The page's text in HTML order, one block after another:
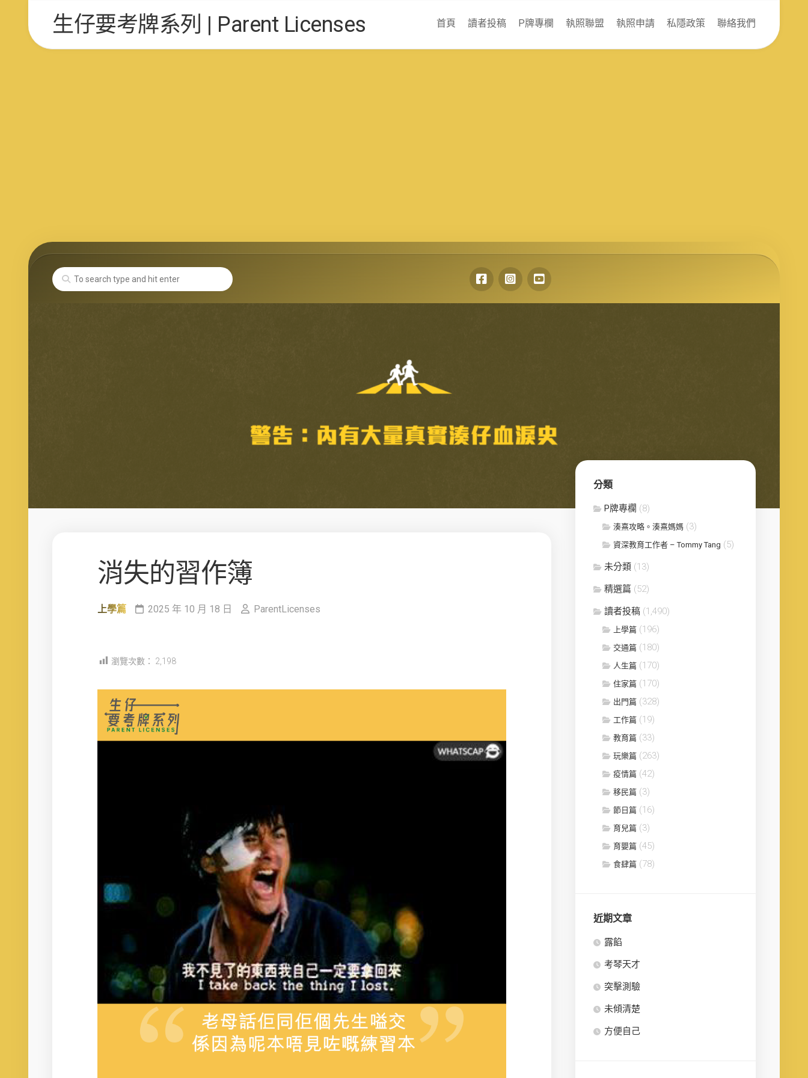
content
生仔要考牌系列 | Parent Licenses 首頁 讀者投稿 P牌專欄 執照聯盟 執照申請 私隱政策 聯絡我們
消失的習作簿
上學篇 2025 年 10 月 18 日 ParentLicenses
瀏覽次數： 2,198
分類
P牌專欄 (8)
湊熹攻略。湊熹媽媽 (3)
資深教育工作者 – Tommy Tang (5)
未分類 (13)
精選篇 (52)
讀者投稿 (1,490)
上學篇 (196)
交通篇 (180)
人生篇 (170)
住家篇 (170)
出門篇 (328)
工作篇 (19)
教育篇 (33)
玩樂篇 (263)
疫情篇 (42)
移民篇 (3)
節日篇 (16)
育兒篇 (3)
育嬰篇 (45)
食肆篇 (78)
近期文章
露餡
考琴天才
突擊測驗
未傾清楚
方便自己